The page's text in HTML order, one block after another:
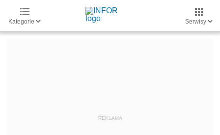
Kategorie Serwisy